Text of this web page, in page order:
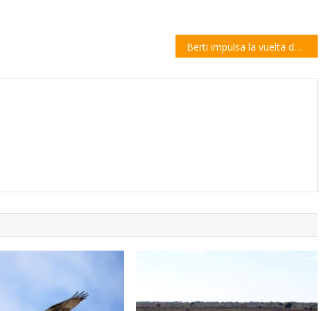
Berti impulsa la vuelta del Estacionamiento Medido en el centro de la ciudad